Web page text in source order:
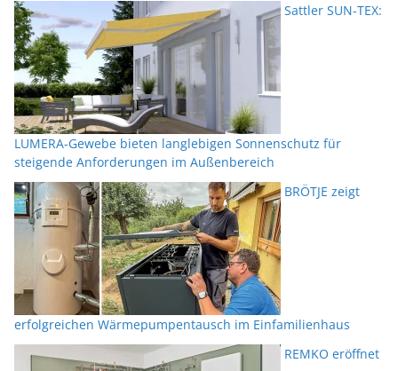
Sattler SUN-TEX:
LUMERA-Gewebe bieten langlebigen Sonnenschutz für
steigende Anforderungen im Außenbereich
BRÖTJE zeigt
erfolgreichen Wärmepumpentausch im Einfamilienhaus
REMKO eröffnet